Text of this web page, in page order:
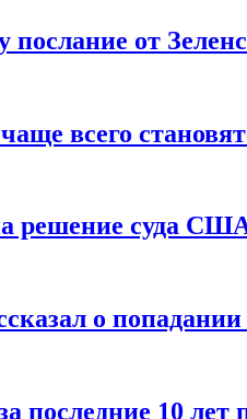
от
всего
решение суда
о
последние 10 лет